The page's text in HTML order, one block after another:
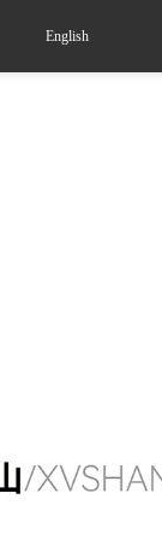
English